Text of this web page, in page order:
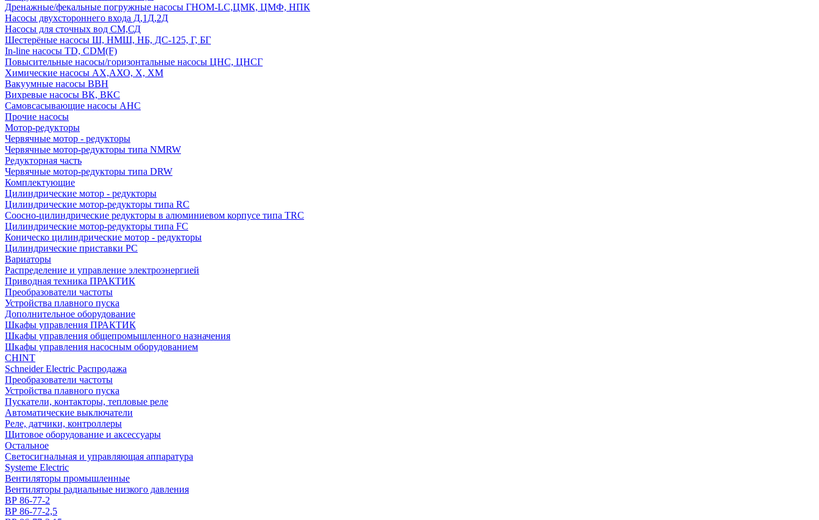
Дренажные/фекальные погружные насосы ГНОМ-LC,ЦМК, ЦМФ, НПК
Насосы двухстороннего входа Д,1Д,2Д
Насосы для сточных вод СМ,СД
Шестерёные насосы Ш, НМШ, НБ, ДС-125, Г, БГ
In-line насосы TD, CDM(F)
Повысительные насосы/горизонтальные насосы ЦНС, ЦНСГ
Химические насосы АХ,АХО, Х, ХМ
Вакуумные насосы ВВН
Вихревые насосы ВК, ВКС
Самовсасывающие насосы АНС
Прочие насосы
Мотор-редукторы
Червячные мотор - редукторы
Червячные мотор-редукторы типа NMRW
Редукторная часть
Червячные мотор-редукторы типа DRW
Комплектующие
Цилиндрические мотор - редукторы
Цилиндрические мотор-редукторы типа RC
Соосно-цилиндрические редукторы в алюминиевом корпусе типа TRC
Цилиндрические мотор-редукторы типа FC
Коническо цилиндрические мотор - редукторы
Цилиндрические приставки PC
Вариаторы
Распределение и управление электроэнергией
Приводная техника ПРАКТИК
Преобразователи частоты
Устройства плавного пуска
Дополнительное оборудование
Шкафы управления ПРАКТИК
Шкафы управления общепромышленного назначения
Шкафы управления насосным оборудованием
CHINT
Schneider Electric Распродажа
Преобразователи частоты
Устройства плавного пуска
Пускатели, контакторы, тепловые реле
Автоматические выключатели
Реле, датчики, контроллеры
Щитовое оборудование и аксессуары
Остальное
Светосигнальная и управляющая аппаратура
Systeme Electric
Вентиляторы промышленные
Вентиляторы радиальные низкого давления
ВР 86-77-2
ВР 86-77-2,5